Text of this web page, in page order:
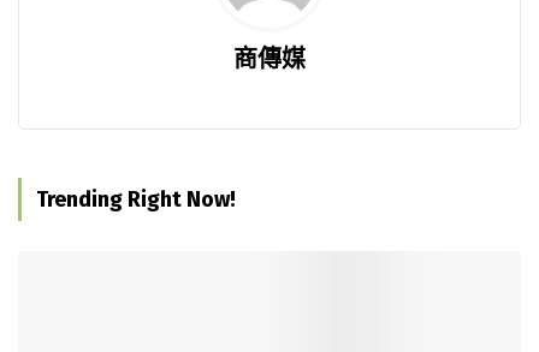
商傳媒
Trending Right Now!